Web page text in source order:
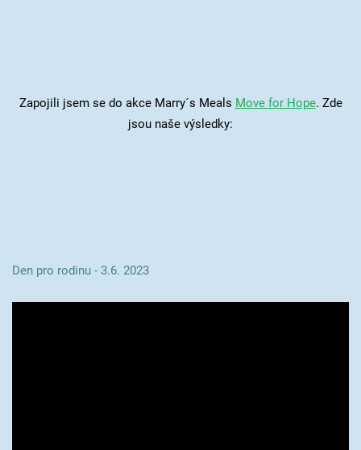
Zapojili jsem se do akce Marry´s Meals Move for Hope. Zde
jsou naše výsledky:
Den pro rodinu - 3.6. 2023